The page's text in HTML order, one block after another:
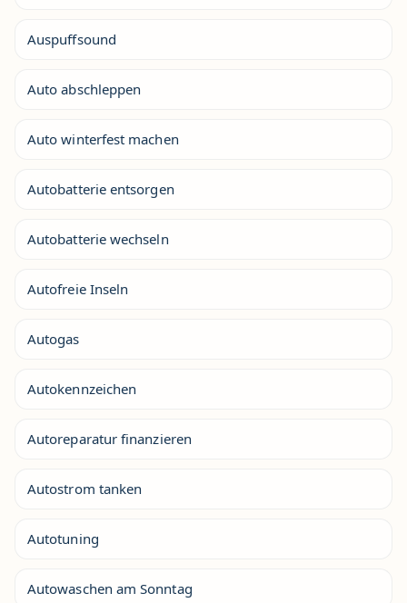
Auspuffsound
Auto abschleppen
Auto winterfest machen
Autobatterie entsorgen
Autobatterie wechseln
Autofreie Inseln
Autogas
Autokennzeichen
Autoreparatur finanzieren
Autostrom tanken
Autotuning
Autowaschen am Sonntag